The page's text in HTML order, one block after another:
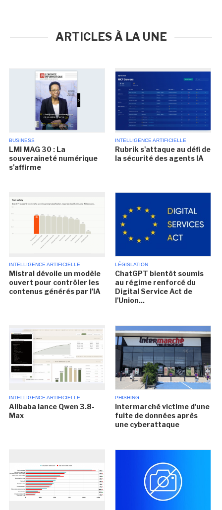
ARTICLES À LA UNE
BUSINESS
LMI MAG 30 : La
souveraineté numérique
s'affirme
INTELLIGENCE ARTIFICIELLE
Rubrik s'attaque au défi de
la sécurité des agents IA
INTELLIGENCE ARTIFICIELLE
Mistral dévoile un modèle
ouvert pour contrôler les
contenus générés par l'IA
LÉGISLATION
ChatGPT bientôt soumis
au régime renforcé du
Digital Service Act de
l'Union...
INTELLIGENCE ARTIFICIELLE
Alibaba lance Qwen 3.8-
Max
PHISHING
Intermarché victime d'une
fuite de données après
une cyberattaque